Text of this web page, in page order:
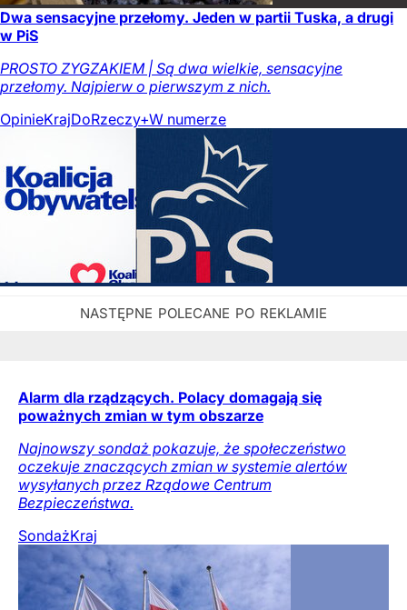
Dwa sensacyjne przełomy. Jeden w partii Tuska, a drugi
w PiS
PROSTO ZYGZAKIEM | Są dwa wielkie, sensacyjne
przełomy. Najpierw o pierwszym z nich.
OpinieKrajDoRzeczy+W numerze
Alarm dla rządzących. Polacy domagają się
poważnych zmian w tym obszarze
Najnowszy sondaż pokazuje, że społeczeństwo
oczekuje znaczących zmian w systemie alertów
wysyłanych przez Rządowe Centrum
Bezpieczeństwa.
SondażKraj